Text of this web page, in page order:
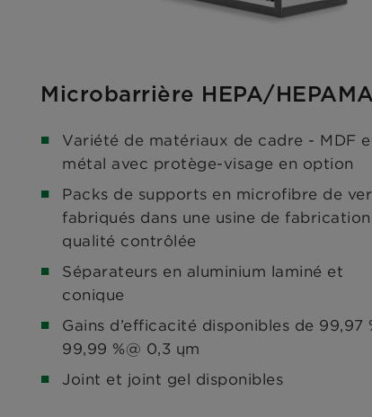
Microbarrière HEPA/
Variété de matériaux de cadre - MDF
métal avec protège-visage en option
Packs de supports en microfibre de
fabriqués dans une usine de
qualité contrôlée
Séparateurs en aluminium laminé et
conique
Gains d’efficacité disponibles de 99,97
99,99 %@ 0,3 ųm
Joint et joint gel disponibles